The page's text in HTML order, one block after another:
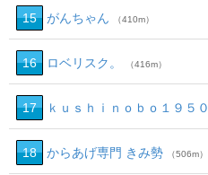
15 がんちゃん （410m）
16 ロベリスク。 （416m）
17 ｋｕｓｈｉｎｏｂｏ１９５０
18 からあげ専門 きみ勢 （506m）